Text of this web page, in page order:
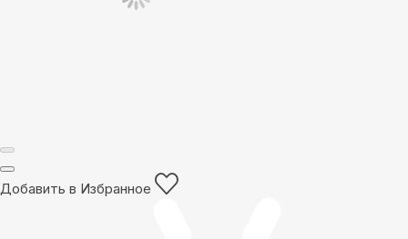
Добавить в Избранное